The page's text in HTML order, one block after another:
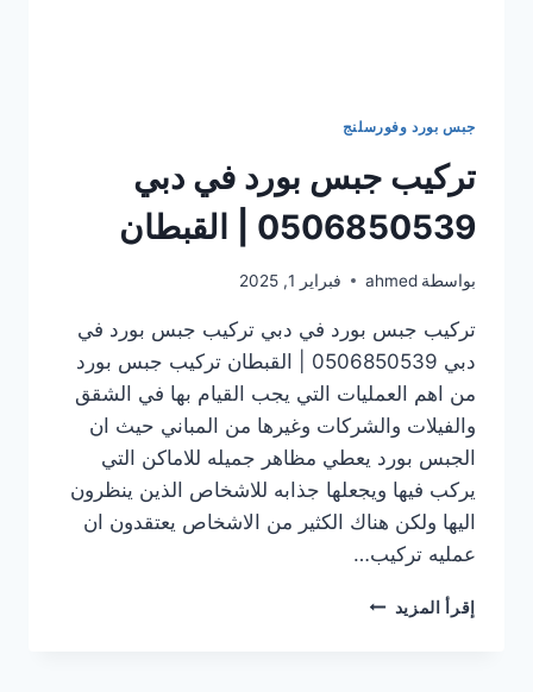
جبس بورد وفورسلنج
تركيب جبس بورد في دبي
0506850539 | القبطان
بواسطة ahmed فبراير 1, 2025
تركيب جبس بورد في دبي تركيب جبس بورد في
دبي 0506850539 | القبطان تركيب جبس بورد
من اهم العمليات التي يجب القيام بها في الشقق
والفيلات والشركات وغيرها من المباني حيث ان
الجبس بورد يعطي مظاهر جميله للاماكن التي
يركب فيها ويجعلها جذابه للاشخاص الذين ينظرون
اليها ولكن هناك الكثير من الاشخاص يعتقدون ان
عمليه تركيب…
إقرأ المزيد تركيب